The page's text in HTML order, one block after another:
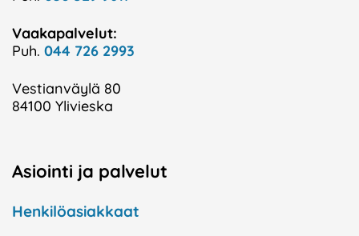
Vaakapalvelut:
Puh. 044 726 2993
Vestianväylä 80
84100 Ylivieska
Asiointi ja palvelut
Henkilöasiakkaat